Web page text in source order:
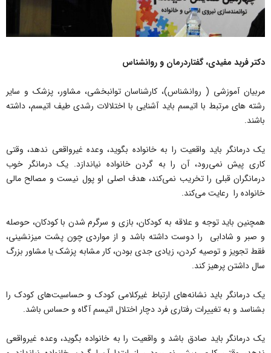
دکتر فربد مفیدی، گفتاردرمان و روانشناس
مربیان آموزشی ( روانشناس)، کارشناسان توانبخشی، مشاور، پزشک و سایر
رشته های مرتبط با اتیسم باید آشنایی با اختلالات رشدی طیف اتیسم، داشته
باشند.
یک درمانگر باید واقعیت را به خانواده بگوید، وعده غیرواقعی ندهد، وقتی
کاری پیش نمی‌رود، آن را به گردن خانواده نیاندازد. یک درمانگر خوب
درمانگران قبلی را تخریب نمی‌کند، هدف اصلی او پول نیست و مصالح مالی
خانواده را رعایت می‌کند.
همچنین باید توجه و علاقه به کودکان، بازی و سرگرم شدن با کودکان، حوصله
و صبر و شادابی را دوست داشته باشد و از مواردی چون پشت میزنشینی،
فقط تجویز و توصیه کردن، زیادی جدی بودن، کار مشابه پزشک یا مشاور بزرگ
سال داشتن پرهیز کند.
یک درمانگر باید نشانه‌های ارتباط غیرکلامی کودک و حساسیت‌های کودک را
بشناسد و به تغییرات رفتاری فرد دچار اختلال اتیسم آگاه و حساس باشد.
یک درمانگر باید صادق باشد و واقعیت را به خانواده بگوید، وعده غیرواقعی